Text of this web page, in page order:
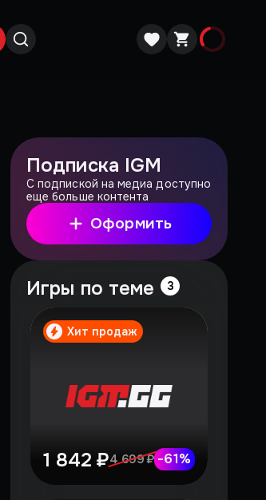
Подписка IGM
С подпиской на медиа доступно
еще больше контента
Оформить
Игры по теме 3
Хит продаж
1 842 ₽4 699 ₽ -61%